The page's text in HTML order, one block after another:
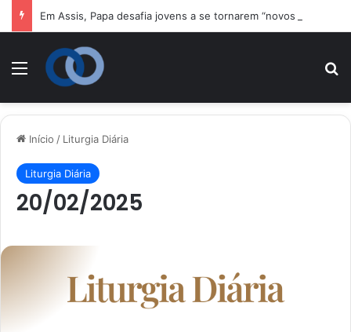
Menu
Início / Liturgia Diária
Liturgia Diária
20/02/2025